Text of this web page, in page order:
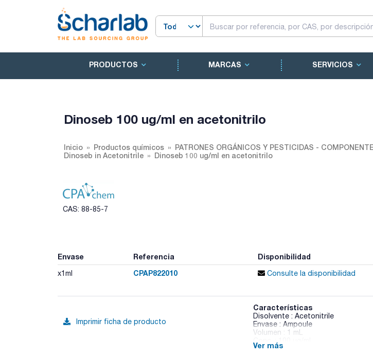
PRODUCTOS MARCAS SERVICIOS
Dinoseb 100 ug/ml en acetonitrilo
Inicio Productos químicos
PATRONES ORGÁNICOS Y PESTICIDAS -
Dinoseb in Acetonitrile
Dinoseb 100 ug/ml en acetonitrilo
CAS: 88-85-7
Envase Referencia Disponibilidad
x1ml CPAP822010 Consulte la disponibilidad
Imprimir ficha de producto
Características
Disolvente : Acetonitrile
Envase : Ampoule
Volumen : 1 mL
CAS : [88-85-7]
Ver más